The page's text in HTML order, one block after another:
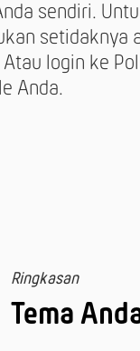
sendiri.
setidaknya
login ke
Anda.
Ringkasan
Tema